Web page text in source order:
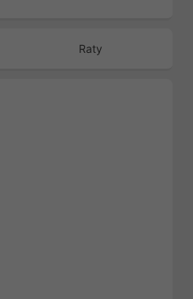
Raty